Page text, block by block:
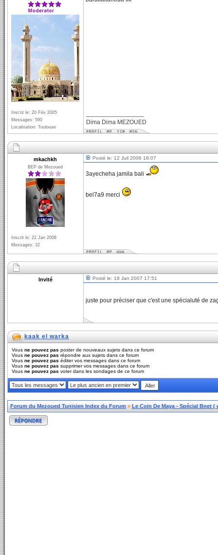
Inscrit le: 20 Fév 2005
Messages: 590
Localisation: Toulouse
Dima Dima MEZOUED
mkachkh
BEP de Mezoued
Inscrit le: 22 Jan 2006
Messages: 32
Posté le: 12 Juil 2006 18:07
3ayecheha jamila bali
bel7a9 merci
Invité Posté le: 18 Jan 2007 17:51
juste pour préciser que c'est une spécialuté de
kaak el warka
Vous ne pouvez pas poster de nouveaux sujets dans ce forum
Vous ne pouvez pas répondre aux sujets dans ce forum
Vous ne pouvez pas éditer vos messages dans ce forum
Vous ne pouvez pas supprimer vos messages dans ce forum
Vous ne pouvez pas voter dans les sondages de ce forum
Forum du Mezoued Tunisien Index du Forum » Le Coin De Maya - Spécial Bnet